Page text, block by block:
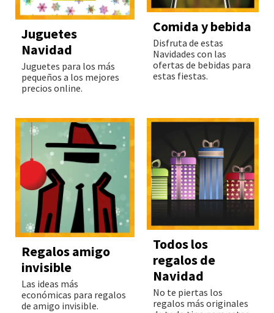
Juguetes
Navidad
Juguetes para los más
pequeños a los mejores
precios online.
Comida y bebida
Disfruta de estas
Navidades con las
ofertas de bebidas para
estas fiestas.
Regalos amigo
invisible
Las ideas más
económicas para regalos
de amigo invisible.
Todos los
regalos de
Navidad
No te piertas los
regalos más originales